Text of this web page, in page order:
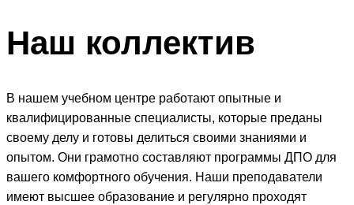
Наш коллектив
В нашем учебном центре работают опытные и
квалифицированные специалисты, которые преданы
своему делу и готовы делиться своими знаниями и
опытом. Они грамотно составляют программы ДПО для
вашего комфортного обучения. Наши преподаватели
имеют высшее образование и регулярно проходят